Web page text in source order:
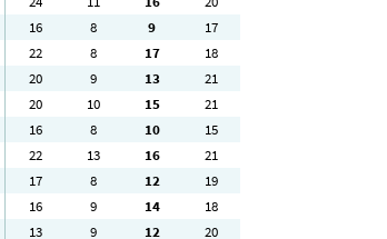
16 8 9
17
22 8 17
18
20 9 13
21
20 10 15
21
16 8 10
15
22 13 16
21
17 8 12
19
16 9 14
18
13 9 12
20